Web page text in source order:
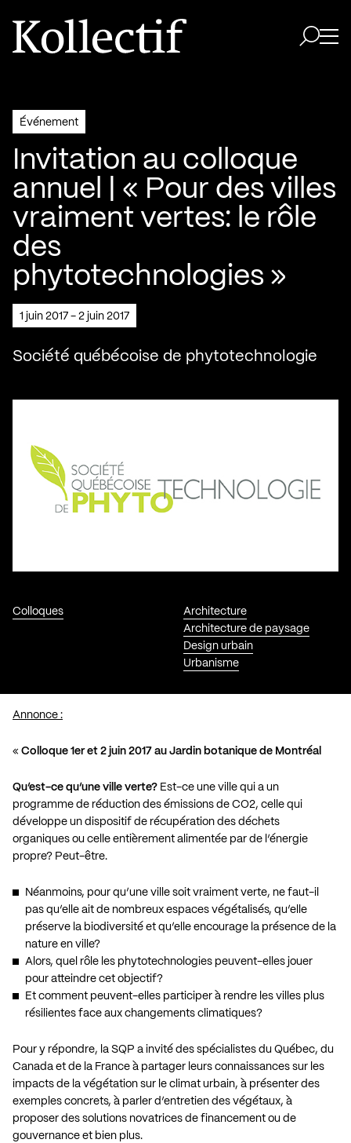
Aller à la page d'accueil
Logo Kollectif
Événement
Invitation au colloque
annuel | « Pour des villes
vraiment vertes: le rôle
des
phytotechnologies »
1 juin 2017 - 2 juin 2017
Société québécoise de phytotechnologie
Colloques
Architecture
Architecture de paysage
Design urbain
Urbanisme
Annonce :
« Colloque 1er et 2 juin 2017 au Jardin botanique de Montréal
Qu’est-ce qu’une ville verte? Est-ce une ville qui a un
programme de réduction des émissions de CO2, celle qui
développe un dispositif de récupération des déchets
organiques ou celle entièrement alimentée par de l’énergie
propre? Peut-être.
Néanmoins, pour qu’une ville soit vraiment verte, ne faut-il
pas qu’elle ait de nombreux espaces végétalisés, qu’elle
préserve la biodiversité et qu’elle encourage la présence de la
nature en ville?
Alors, quel rôle les phytotechnologies peuvent-elles jouer
pour atteindre cet objectif?
Et comment peuvent-elles participer à rendre les villes plus
résilientes face aux changements climatiques?
Pour y répondre, la SQP a invité des spécialistes du Québec, du
Canada et de la France à partager leurs connaissances sur les
impacts de la végétation sur le climat urbain, à présenter des
exemples concrets, à parler d’entretien des végétaux, à
proposer des solutions novatrices de financement ou de
gouvernance et bien plus.